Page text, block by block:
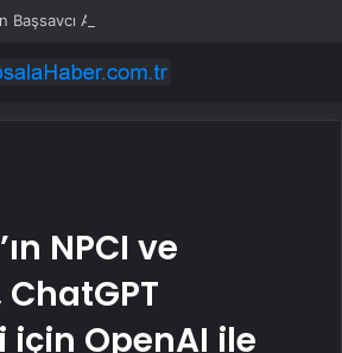
NPCI ve
OpenAI ile